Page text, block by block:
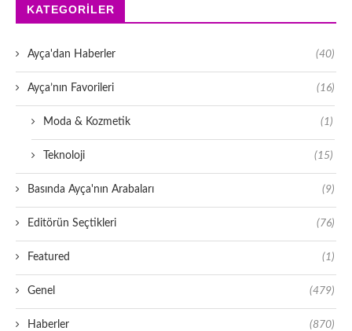
KATEGORILER
Ayça'dan Haberler (40)
Ayça’nın Favorileri (16)
Moda & Kozmetik (1)
Teknoloji (15)
Basında Ayça'nın Arabaları (9)
Editörün Seçtikleri (76)
Featured (1)
Genel (479)
Haberler (870)